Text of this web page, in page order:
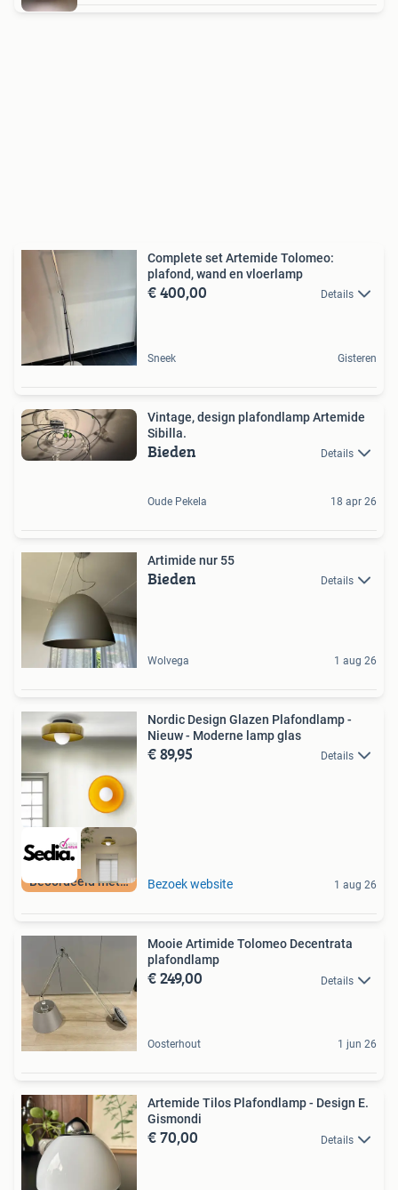
Complete set Artemide Tolomeo:
plafond, wand en vloerlamp
€ 400,00 Details
Sneek Gisteren
Vintage, design plafondlamp Artemide
Sibilla.
Bieden Details
Oude Pekela 18 apr 26
Artimide nur 55
Bieden Details
Wolvega 1 aug 26
Beoordeeld met 9+
Nordic Design Glazen Plafondlamp -
Nieuw - Moderne lamp glas
€ 89,95 Details
Bezoek website 1 aug 26
Mooie Artimide Tolomeo Decentrata
plafondlamp
€ 249,00 Details
Oosterhout 1 jun 26
Artemide Tilos Plafondlamp - Design E.
Gismondi
€ 70,00 Details